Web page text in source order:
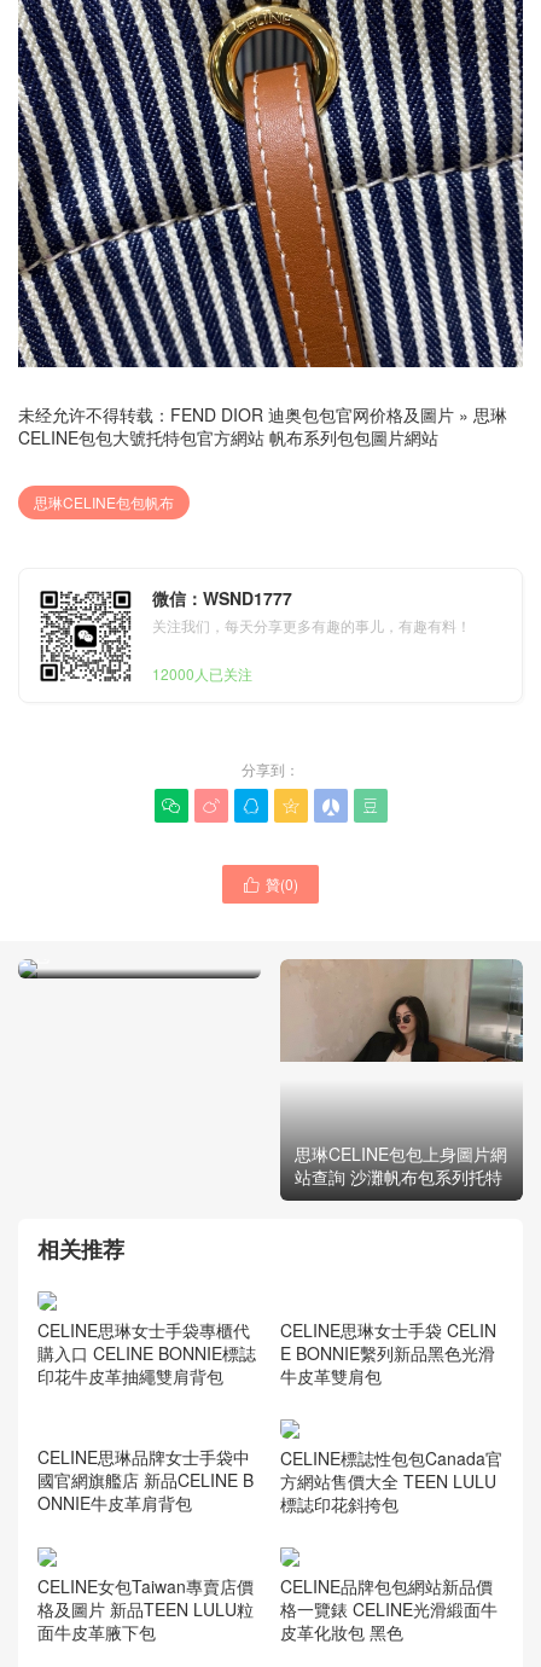
未经允许不得转载： FEND DIOR 迪奥包包官网价格及圖片 » 思琳
CELINE包包大號托特包官方網站 帆布系列包包圖片網站
思琳CELINE包包帆布
微信：WSND1777
关注我们，每天分享更多有趣的事儿，有趣有料！
12000人已关注
分享到：
     
 贊(0)
賽琳包包是什麽品牌的 賽琳
思琳CELINE包包上身圖片網
站查詢 沙灘帆布包系列托特
相关推荐
CELINE思琳女士手袋專櫃代
購入口 CELINE BONNIE標誌
印花牛皮革抽繩雙肩背包
E BONNIE繫列新品黑色光滑
牛皮革雙肩包